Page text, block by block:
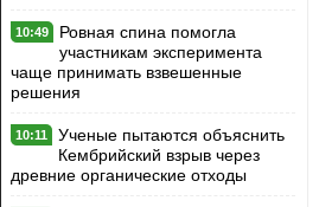
10:49
Ровная спина помогла
участникам эксперимента
чаще принимать взвешенные
решения
10:11
Ученые пытаются объяснить
Кембрийский взрыв через
древние органические отходы